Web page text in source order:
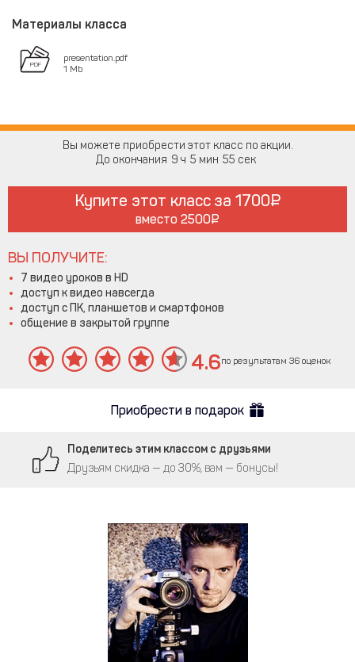
Материалы класса
presentation.pdf
1 Mb
Вы можете приобрести этот класс по акции.
До окончания 9 5 55
Купите этот класс за 1700
вместо 2500
ВЫ ПОЛУЧИТЕ:
7 видео уроков в HD
доступ к видео навсегда
доступ с ПК, планшетов и смартфонов
общение в закрытой группе
4.6по результатам 36 оценок
Приобрести в подарок
Поделитесь этим классом с друзьями
Друзьям скидка — до 30%, вам — бонусы!